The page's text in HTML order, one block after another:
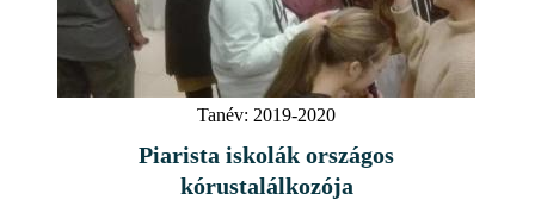
Tanév: 2019-2020
Piarista iskolák országos
kórustalálkozója